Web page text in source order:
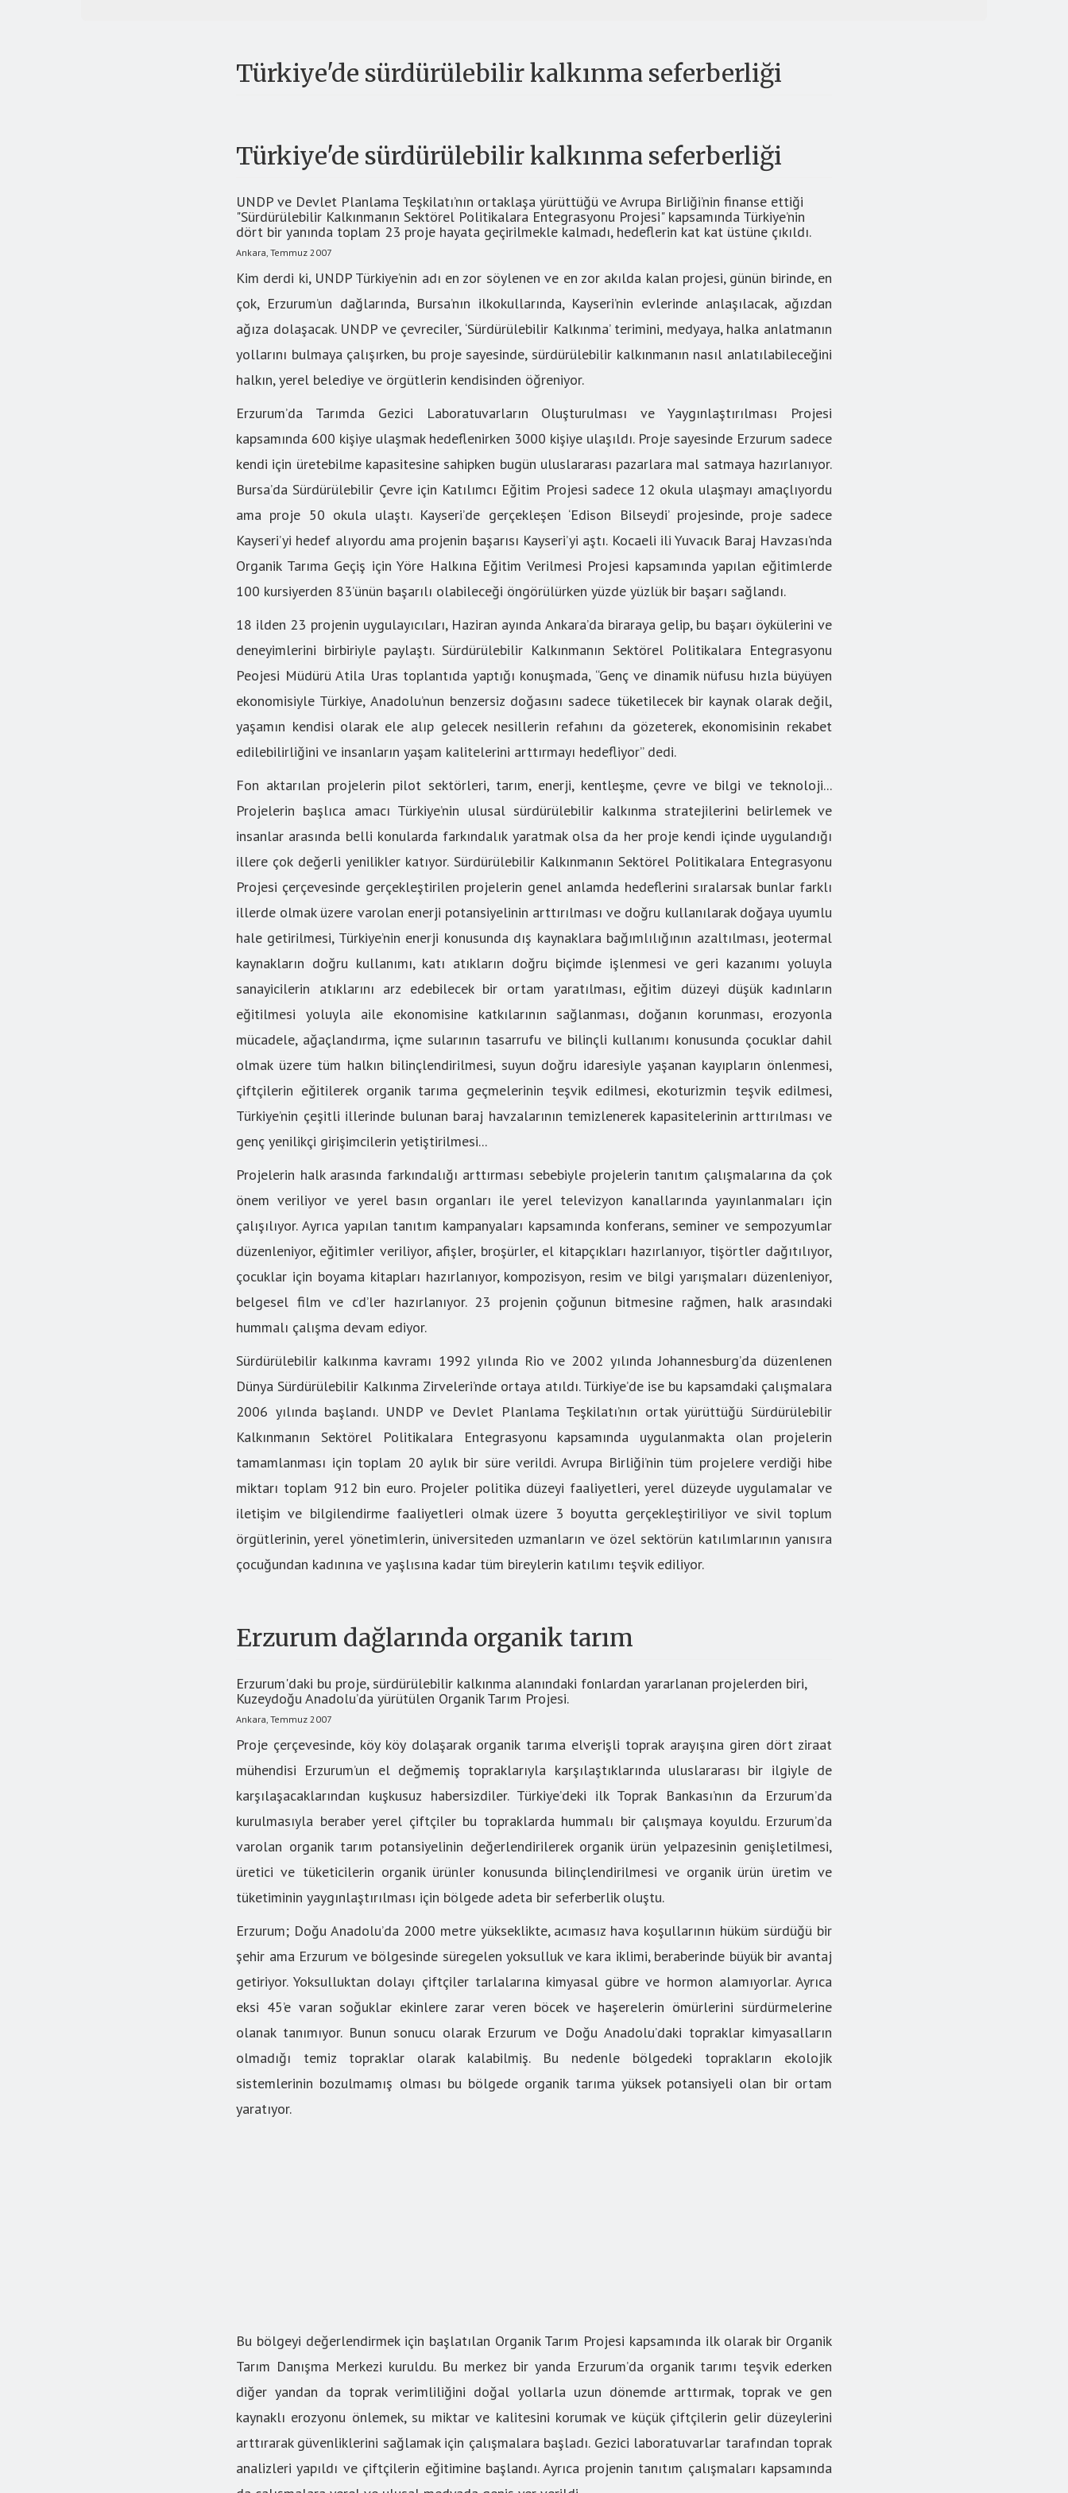
Türkiye'de sürdürülebilir kalkınma seferberliği
Türkiye'de sürdürülebilir kalkınma seferberliği
UNDP ve Devlet Planlama Teşkilatı’nın ortaklaşa yürüttüğü ve Avrupa Birliği’nin finanse ettiği
"Sürdürülebilir Kalkınmanın Sektörel Politikalara Entegrasyonu Projesi" kapsamında Türkiye’nin
dört bir yanında toplam 23 proje hayata geçirilmekle kalmadı, hedeflerin kat kat üstüne çıkıldı.
Ankara, Temmuz 2007
Kim derdi ki, UNDP Türkiye’nin adı en zor söylenen ve en zor akılda kalan projesi, günün birinde, en
çok, Erzurum’un dağlarında, Bursa’nın ilkokullarında, Kayseri’nin evlerinde anlaşılacak, ağızdan
ağıza dolaşacak. UNDP ve çevreciler, ‘Sürdürülebilir Kalkınma’ terimini, medyaya, halka anlatmanın
yollarını bulmaya çalışırken, bu proje sayesinde, sürdürülebilir kalkınmanın nasıl anlatılabileceğini
halkın, yerel belediye ve örgütlerin kendisinden öğreniyor.
Erzurum’da Tarımda Gezici Laboratuvarların Oluşturulması ve Yaygınlaştırılması Projesi
kapsamında 600 kişiye ulaşmak hedeflenirken 3000 kişiye ulaşıldı. Proje sayesinde Erzurum sadece
kendi için üretebilme kapasitesine sahipken bugün uluslararası pazarlara mal satmaya hazırlanıyor.
Bursa’da Sürdürülebilir Çevre için Katılımcı Eğitim Projesi sadece 12 okula ulaşmayı amaçlıyordu
ama proje 50 okula ulaştı. Kayseri’de gerçekleşen ‘Edison Bilseydi’ projesinde, proje sadece
Kayseri’yi hedef alıyordu ama projenin başarısı Kayseri’yi aştı. Kocaeli ili Yuvacık Baraj Havzası’nda
Organik Tarıma Geçiş için Yöre Halkına Eğitim Verilmesi Projesi kapsamında yapılan eğitimlerde
100 kursiyerden 83’ünün başarılı olabileceği öngörülürken yüzde yüzlük bir başarı sağlandı.
18 ilden 23 projenin uygulayıcıları, Haziran ayında Ankara’da biraraya gelip, bu başarı öykülerini ve
deneyimlerini birbiriyle paylaştı. Sürdürülebilir Kalkınmanın Sektörel Politikalara Entegrasyonu
Peojesi Müdürü Atila Uras toplantıda yaptığı konuşmada, “Genç ve dinamik nüfusu hızla büyüyen
ekonomisiyle Türkiye, Anadolu’nun benzersiz doğasını sadece tüketilecek bir kaynak olarak değil,
yaşamın kendisi olarak ele alıp gelecek nesillerin refahını da gözeterek, ekonomisinin rekabet
edilebilirliğini ve insanların yaşam kalitelerini arttırmayı hedefliyor” dedi.
Fon aktarılan projelerin pilot sektörleri, tarım, enerji, kentleşme, çevre ve bilgi ve teknoloji...
Projelerin başlıca amacı Türkiye’nin ulusal sürdürülebilir kalkınma stratejilerini belirlemek ve
insanlar arasında belli konularda farkındalık yaratmak olsa da her proje kendi içinde uygulandığı
illere çok değerli yenilikler katıyor. Sürdürülebilir Kalkınmanın Sektörel Politikalara Entegrasyonu
Projesi çerçevesinde gerçekleştirilen projelerin genel anlamda hedeflerini sıralarsak bunlar farklı
illerde olmak üzere varolan enerji potansiyelinin arttırılması ve doğru kullanılarak doğaya uyumlu
hale getirilmesi, Türkiye’nin enerji konusunda dış kaynaklara bağımlılığının azaltılması, jeotermal
kaynakların doğru kullanımı, katı atıkların doğru biçimde işlenmesi ve geri kazanımı yoluyla
sanayicilerin atıklarını arz edebilecek bir ortam yaratılması, eğitim düzeyi düşük kadınların
eğitilmesi yoluyla aile ekonomisine katkılarının sağlanması, doğanın korunması, erozyonla
mücadele, ağaçlandırma, içme sularının tasarrufu ve bilinçli kullanımı konusunda çocuklar dahil
olmak üzere tüm halkın bilinçlendirilmesi, suyun doğru idaresiyle yaşanan kayıpların önlenmesi,
çiftçilerin eğitilerek organik tarıma geçmelerinin teşvik edilmesi, ekoturizmin teşvik edilmesi,
Türkiye’nin çeşitli illerinde bulunan baraj havzalarının temizlenerek kapasitelerinin arttırılması ve
genç yenilikçi girişimcilerin yetiştirilmesi...
Projelerin halk arasında farkındalığı arttırması sebebiyle projelerin tanıtım çalışmalarına da çok
önem veriliyor ve yerel basın organları ile yerel televizyon kanallarında yayınlanmaları için
çalışılıyor. Ayrıca yapılan tanıtım kampanyaları kapsamında konferans, seminer ve sempozyumlar
düzenleniyor, eğitimler veriliyor, afişler, broşürler, el kitapçıkları hazırlanıyor, tişörtler dağıtılıyor,
çocuklar için boyama kitapları hazırlanıyor, kompozisyon, resim ve bilgi yarışmaları düzenleniyor,
belgesel film ve cd’ler hazırlanıyor. 23 projenin çoğunun bitmesine rağmen, halk arasındaki
hummalı çalışma devam ediyor.
Sürdürülebilir kalkınma kavramı 1992 yılında Rio ve 2002 yılında Johannesburg’da düzenlenen
Dünya Sürdürülebilir Kalkınma Zirveleri’nde ortaya atıldı. Türkiye’de ise bu kapsamdaki çalışmalara
2006 yılında başlandı. UNDP ve Devlet Planlama Teşkilatı’nın ortak yürüttüğü Sürdürülebilir
Kalkınmanın Sektörel Politikalara Entegrasyonu kapsamında uygulanmakta olan projelerin
tamamlanması için toplam 20 aylık bir süre verildi. Avrupa Birliği’nin tüm projelere verdiği hibe
miktarı toplam 912 bin euro. Projeler politika düzeyi faaliyetleri, yerel düzeyde uygulamalar ve
iletişim ve bilgilendirme faaliyetleri olmak üzere 3 boyutta gerçekleştiriliyor ve sivil toplum
örgütlerinin, yerel yönetimlerin, üniversiteden uzmanların ve özel sektörün katılımlarının yanısıra
çocuğundan kadınına ve yaşlısına kadar tüm bireylerin katılımı teşvik ediliyor.
Erzurum dağlarında organik tarım
Erzurum'daki bu proje, sürdürülebilir kalkınma alanındaki fonlardan yararlanan projelerden biri,
Kuzeydoğu Anadolu’da yürütülen Organik Tarım Projesi.
Ankara, Temmuz 2007
Proje çerçevesinde, köy köy dolaşarak organik tarıma elverişli toprak arayışına giren dört ziraat
mühendisi Erzurum’un el değmemiş topraklarıyla karşılaştıklarında uluslararası bir ilgiyle de
karşılaşacaklarından kuşkusuz habersizdiler. Türkiye’deki ilk Toprak Bankası’nın da Erzurum’da
kurulmasıyla beraber yerel çiftçiler bu topraklarda hummalı bir çalışmaya koyuldu. Erzurum’da
varolan organik tarım potansiyelinin değerlendirilerek organik ürün yelpazesinin genişletilmesi,
üretici ve tüketicilerin organik ürünler konusunda bilinçlendirilmesi ve organik ürün üretim ve
tüketiminin yaygınlaştırılması için bölgede adeta bir seferberlik oluştu.
Erzurum; Doğu Anadolu’da 2000 metre yükseklikte, acımasız hava koşullarının hüküm sürdüğü bir
şehir ama Erzurum ve bölgesinde süregelen yoksulluk ve kara iklimi, beraberinde büyük bir avantaj
getiriyor. Yoksulluktan dolayı çiftçiler tarlalarına kimyasal gübre ve hormon alamıyorlar. Ayrıca
eksi 45’e varan soğuklar ekinlere zarar veren böcek ve haşerelerin ömürlerini sürdürmelerine
olanak tanımıyor. Bunun sonucu olarak Erzurum ve Doğu Anadolu’daki topraklar kimyasalların
olmadığı temiz topraklar olarak kalabilmiş. Bu nedenle bölgedeki toprakların ekolojik
sistemlerinin bozulmamış olması bu bölgede organik tarıma yüksek potansiyeli olan bir ortam
yaratıyor.
Bu bölgeyi değerlendirmek için başlatılan Organik Tarım Projesi kapsamında ilk olarak bir Organik
Tarım Danışma Merkezi kuruldu. Bu merkez bir yanda Erzurum’da organik tarımı teşvik ederken
diğer yandan da toprak verimliliğini doğal yollarla uzun dönemde arttırmak, toprak ve gen
kaynaklı erozyonu önlemek, su miktar ve kalitesini korumak ve küçük çiftçilerin gelir düzeylerini
arttırarak güvenliklerini sağlamak için çalışmalara başladı. Gezici laboratuvarlar tarafından toprak
analizleri yapıldı ve çiftçilerin eğitimine başlandı. Ayrıca projenin tanıtım çalışmaları kapsamında